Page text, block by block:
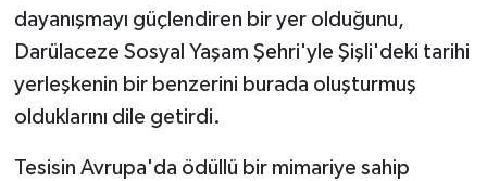
dayanışmayı güçlendiren bir yer olduğunu,
Darülaceze Sosyal Yaşam Şehri'yle Şişli'deki tarihi
yerleşkenin bir benzerini burada oluşturmuş
olduklarını dile getirdi.
Tesisin Avrupa'da ödüllü bir mimariye sahip